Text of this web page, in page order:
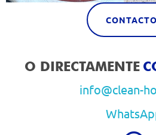
O DIRECTAMENTE
info@clean-